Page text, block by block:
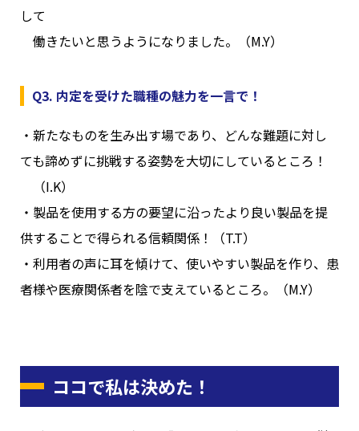
して
働きたいと思うようになりました。（M.Y）
Q3. 内定を受けた職種の魅力を一言で！
・新たなものを生み出す場であり、どんな難題に対し
ても諦めずに挑戦する姿勢を大切にしているところ！
（I.K）
・製品を使用する方の要望に沿ったより良い製品を提
供することで得られる信頼関係！（T.T）
・利用者の声に耳を傾けて、使いやすい製品を作り、患
者様や医療関係者を陰で支えているところ。（M.Y）
ココで私は決めた！